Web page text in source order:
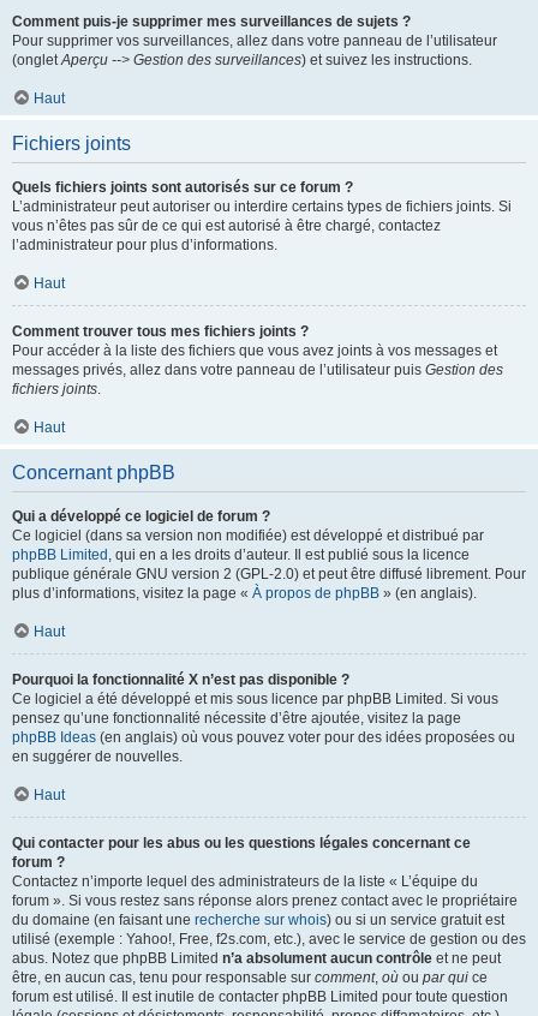
Comment puis-je supprimer mes surveillances de sujets ?
Pour supprimer vos surveillances, allez dans votre panneau de l’utilisateur
(ongletAperçu --> Gestion des surveillances) et suivez les instructions.
Haut
Fichiers joints
Quels fichiers joints sont autorisés sur ce forum ?
L’administrateur peut autoriser ou interdire certains types de fichiers joints. Si
vous n’êtes pas sûr de ce qui est autorisé à être chargé, contactez
l’administrateur pour plus d’informations.
Haut
Comment trouver tous mes fichiers joints ?
Pour accéder à la liste des fichiers que vous avez joints à vos messages et
messages privés, allez dans votre panneau de l’utilisateur puis Gestion des
fichiers joints.
Haut
Concernant phpBB
Qui a développé ce logiciel de forum ?
Ce logiciel (dans sa version non modifiée) est développé et distribué par
phpBB Limited , qui en a les droits d’auteur. Il est publié sous la licence
publique générale GNU version 2 (GPL-2.0) et peut être diffusé librement. Pour
plus d’informations, visitez la page « À propos de phpBB » (en anglais).
Haut
Pourquoi la fonctionnalité X n’est pas disponible ?
Ce logiciel a été développé et mis sous licence par phpBB Limited. Si vous
pensez qu’une fonctionnalité nécessite d’être ajoutée, visitez la page
phpBB Ideas (en anglais) où vous pouvez voter pour des idées proposées ou
en suggérer de nouvelles.
Haut
Qui contacter pour les abus ou les questions légales concernant ce
forum ?
Contactez n’importe lequel des administrateurs de la liste « L’équipe du
forum ». Si vous restez sans réponse alors prenez contact avec le propriétaire
du domaine (en faisant une recherche sur whois) ou si un service gratuit est
utilisé (exemple : Yahoo!, Free, f2s.com, etc.), avec le service de gestion ou des
abus. Notez que phpBB Limited n’a absolument aucun contrôle et ne peut
être, en aucun cas, tenu pour responsable sur comment, où ou par qui ce
forum est utilisé. Il est inutile de contacter phpBB Limited pour toute question